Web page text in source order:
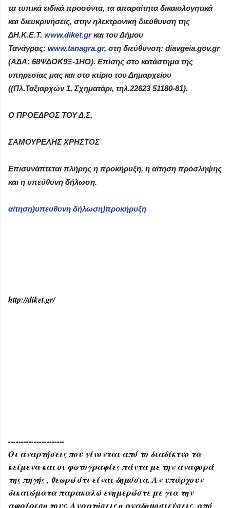
τα τυπικά ειδικά προσόντα, τα απαραίτητα δικαιολογητικά
και διευκρινήσεις, στην ηλεκτρονική διεύθυνση της
ΔΗ.Κ.Ε.Τ. www.diket.grκαι του Δήμου
Τανάγρας: www.tanagra.gr, στη διεύθυνση: diavgeia.gov.gr
(ΑΔΑ: 68ΨΔΟΚ9Ξ-1ΗΟ). Επίσης στο κατάστημα της
υπηρεσίας μας και στο κτίριο του Δημαρχείου
((Πλ.Ταξιαρχών 1, Σχηματάρι, τηλ.22623 51180-81).
Ο ΠΡΟΕΔΡΟΣ ΤΟΥ Δ.Σ.
ΣΑΜΟΥΡΕΛΗΣ ΧΡΗΣΤΟΣ
Επισυνάπτεται πλήρης η προκήρυξη, η αίτηση πρόσληψης
και η υπεύθυνη δήλωση.
αίτηση)υπευθυνη δήλωση)προκήρυξη
http://diket.gr/
----------------------
Οι αναρτήσεις που γίνονται από το διαδίκτυο τα
κείμενα και οι φωτογραφίες πάντα με την αναφορά
της πηγής , θεωρώ ότι είναι δημόσια. Αν υπάρχουν
δικαιώματα παρακαλώ ενημερώστε με για την
αφαίρεση τους. Αναρτήσεις η αναδημοσιεύσεις, από